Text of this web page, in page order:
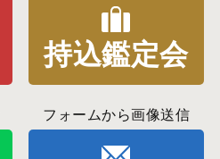
持込鑑定会
フォームから画像送信